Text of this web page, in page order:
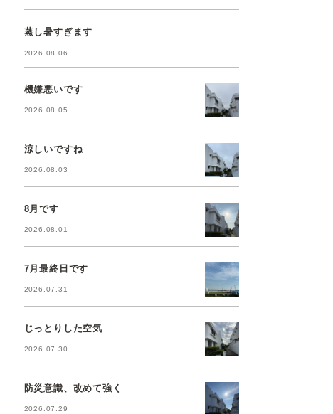
蒸し暑すぎます
2026.08.06
機嫌悪いです
2026.08.05
涼しいですね
2026.08.03
8月です
2026.08.01
7月最終日です
2026.07.31
じっとりした空気
2026.07.30
防災意識、改めて強く
2026.07.29